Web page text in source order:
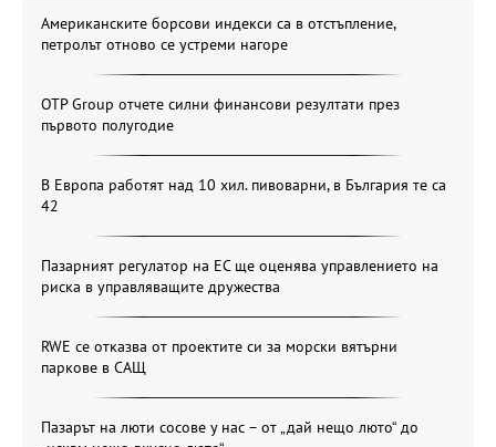
Американските борсови индекси са в отстъпление,
петролът отново се устреми нагоре
OTP Group отчете силни финансови резултати през
първото полугодие
В Европа работят над 10 хил. пивоварни, в България те са
42
Пазарният регулатор на ЕС ще оценява управлението на
риска в управляващите дружества
RWE се отказва от проектите си за морски вятърни
паркове в САЩ
Пазарът на люти сосове у нас – от „дай нещо люто“ до